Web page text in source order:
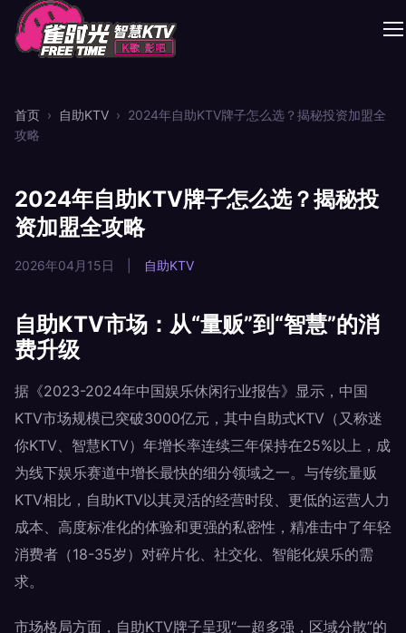
首页 › 自助KTV › 2024年自助KTV牌子怎么选？揭秘投资加盟全
攻略
2024年自助KTV牌子怎么选？揭秘投
资加盟全攻略
2026年04月15日 自助KTV
自助KTV市场：从“量贩”到“智慧”的消
费升级
据《2023-2024年中国娱乐休闲行业报告》显示，中国
KTV市场规模已突破3000亿元，其中自助式KTV（又称迷
你KTV、智慧KTV）年增长率连续三年保持在25%以上，成
为线下娱乐赛道中增长最快的细分领域之一。与传统量贩
KTV相比，自助KTV以其灵活的经营时段、更低的运营人力
成本、高度标准化的体验和更强的私密性，精准击中了年轻
消费者（18-35岁）对碎片化、社交化、智能化娱乐的需
求。
市场格局方面，自助KTV牌子呈现“一超多强，区域分散”的